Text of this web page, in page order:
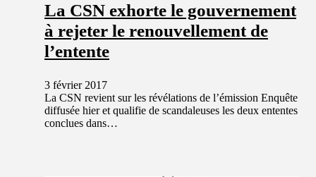
La CSN exhorte le gouvernement
à rejeter le renouvellement de
l’entente
3 février 2017
La CSN revient sur les révélations de l’émission Enquête
diffusée hier et qualifie de scandaleuses les deux ententes
conclues dans…